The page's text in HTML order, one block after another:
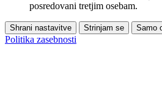
posredovani tretjim osebam.
Shrani nastavitve Strinjam se Samo
Politika zasebnosti